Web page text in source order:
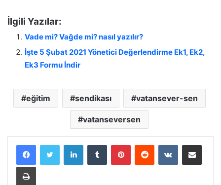
İlgili Yazılar:
Vade mi? Vağde mi? nasıl yazılır?
İşte 5 Şubat 2021 Yönetici Değerlendirme Ek1, Ek2,
Ek3 Formu İndir
eğitim sendikası vatansever-sen
vatanseversen
LinkedInTumblr PinterestReddit VKontakteE-Posta ile paylaş
Yazdır